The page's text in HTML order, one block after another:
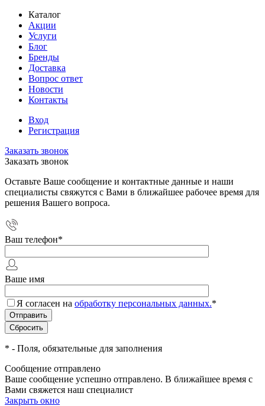
Каталог
Акции
Услуги
Блог
Бренды
Доставка
Вопрос ответ
Новости
Контакты
Вход
Регистрация
Заказать звонок
Заказать звонок
Оставьте Ваше сообщение и контактные данные и наши
специалисты свяжутся с Вами в ближайшее рабочее время для
решения Вашего вопроса.
Ваш телефон*
Ваше имя
Я согласен на обработку персональных данных.*
* - Поля, обязательные для заполнения
Сообщение отправлено
Ваше сообщение успешно отправлено. В ближайшее время с
Вами свяжется наш специалист
Закрыть окно